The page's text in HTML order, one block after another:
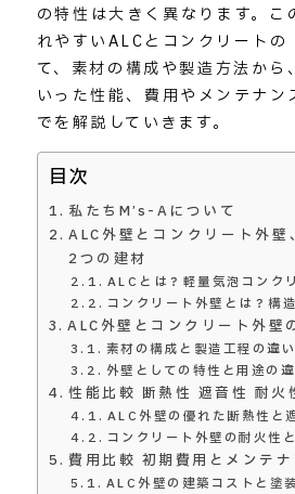
の特性は大きく異なります。こ
れやすいALCとコンクリートの
て、素材の構成や製造方法から
いった性能、費用やメンテナン
でを解説していきます。
目次
私たちM’s-Aについて
ALC外壁とコンクリート外壁
2つの建材
ALCとは？軽量気泡コンク
コンクリート外壁とは？構
ALC外壁とコンクリート外壁
素材の構成と製造工程の違い
外壁としての特性と用途の違
性能比較 断熱性 遮音性 耐火
ALC外壁の優れた断熱性と
コンクリート外壁の耐火性
費用比較 初期費用とメンテ
ALC外壁の建築コストと塗